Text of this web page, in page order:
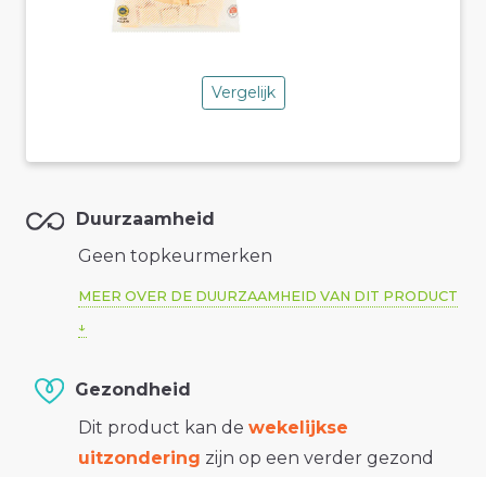
Vergelijk
Duurzaamheid
Geen topkeurmerken
MEER OVER DE DUURZAAMHEID VAN DIT PRODUCT
Gezondheid
Dit product kan de wekelijkse
uitzondering zijn op een verder gezond